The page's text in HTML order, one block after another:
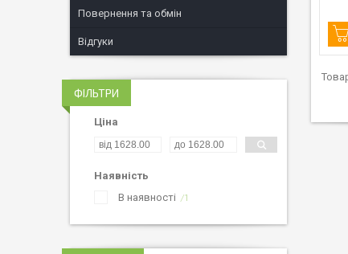
Повернення та обмін
Відгуки
ФІЛЬТРИ
Ціна
Наявність
В наявності
1